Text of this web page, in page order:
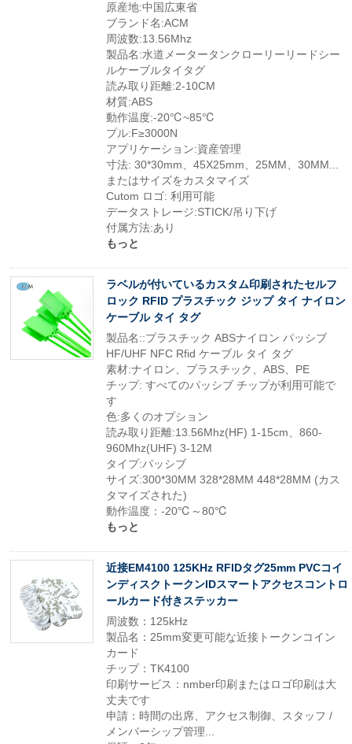
原産地:中国広東省
ブランド名:ACM
周波数:13.56Mhz
製品名:水道メータータンクローリーリードシー
ルケーブルタイタグ
読み取り距離:2-10CM
材質:ABS
動作温度:-20℃~85℃
プル:F≥3000N
アプリケーション:資産管理
寸法: 30*30mm、45X25mm、25MM、30MM...
またはサイズをカスタマイズ
Cutom ロゴ: 利用可能
データストレージ:STICK/吊り下げ
付属方法:あり
もっと
ラベルが付いているカスタム印刷されたセルフ
ロック RFID プラスチック ジップ タイ ナイロン
ケーブル タイ タグ
製品名::プラスチック ABSナイロン パッシブ
HF/UHF NFC Rfid ケーブル タイ タグ
素材:ナイロン、プラスチック、ABS、PE
チップ: すべてのパッシブ チップが利用可能で
す
色:多くのオプション
読み取り距離:13.56Mhz(HF) 1-15cm、860-
960Mhz(UHF) 3-12M
タイプ:パッシブ
サイズ:300*30MM 328*28MM 448*28MM (カス
タマイズされた)
動作温度：-20℃～80℃
もっと
近接EM4100 125KHz RFIDタグ25mm PVCコイ
ンディスクトークンIDスマートアクセスコントロ
ールカード付きステッカー
周波数：125kHz
製品名：25mm変更可能な近接トークンコイン
カード
チップ：TK4100
印刷サービス：nmber印刷またはロゴ印刷は大
丈夫です
申請：時間の出席、アクセス制御、スタッフ /
メンバーシップ管理...